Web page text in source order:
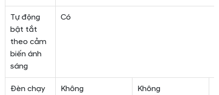
Tự động
bật tắt
theo cảm
biến ánh
sáng
Có
Đèn chạy
Không Không